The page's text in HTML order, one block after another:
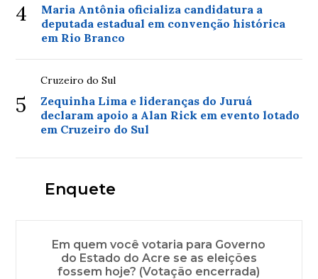
4
Maria Antônia oficializa candidatura a
deputada estadual em convenção histórica
em Rio Branco
5
Cruzeiro do Sul
Zequinha Lima e lideranças do Juruá
declaram apoio a Alan Rick em evento lotado
em Cruzeiro do Sul
Enquete
Em quem você votaria para Governo
do Estado do Acre se as eleições
fossem hoje? (Votação encerrada)